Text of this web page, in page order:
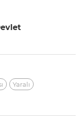
Yaralı